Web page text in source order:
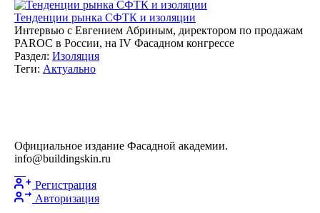
Тенденции рынка СФТК и изоляции
Интервью с Евгением Абриным, директором по продажам
PAROC в России, на IV Фасадном конгрессе
Раздел: Изоляция
Теги: Актуально
Официальное издание Фасадной академии.
info@buildingskin.ru
Регистрация
Авторизация